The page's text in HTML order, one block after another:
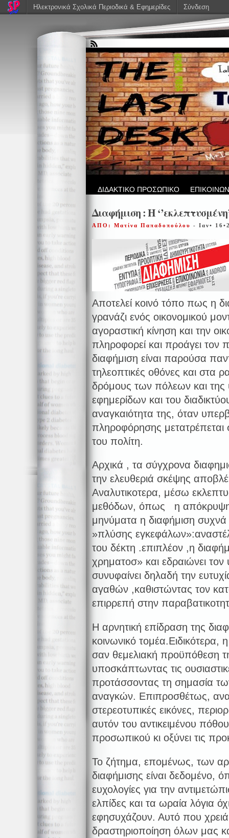
ΔΙΔΑΚΤΙΚΟ ΠΡΟΣΩΠΙΚΟ
Διαφήμιση : Η
ΑΠΟ: Ματίνα Παπαδοπούλου - Ιαν•
Αποτελεί κοινό τόπο πως η
γρανάζι ενός οικονομικού
αγοραστική κίνηση και την
πληροφορεί και προάγει τον
διαφήμιση είναι παρούσα
τηλεοπτικές οθόνες και στα
δρόμους των πόλεων και της
εφημερίδων και του
αναγκαιότητα της, όταν
πληροφόρησης
του πολίτη.
Αρχικά , τα σύγχρονα
την ελευθεριά σκέψης
Αναλυτικοτερα, μέσω
μεθόδων, όπως η
μηνύματα η διαφήμιση συχνά
»πλύσης
του δέκτη .επιπλέον ,η
χρηματοσ» και εδραιώνει τον
συνυφαίνει δηλαδή την
αγαθών ,καθιστώντας τον
επιρρεπή στην
Η αρνητική επίδραση της
κοινωνικό τομέα.Ειδικότερα,
σαν θεμελιακή προϋπόθεση
υποσκάπτωντας τις
προτάσσοντας τη σημασία
αναγκών. Επιπροσθέτως,
στερεοτυπικές εικόνες,
αυτόν του αντικειμένου
προσωπικού κι οξύνει τις
Το ζήτημα, επομένως, των
διαφήμισης είναι δεδομένο,
ευχολογίες για την
ελπίδες και τα ωραία λόγια
εφησυχάζουν. Αυτό που
δραστηριοποίηση όλων μας
Ηλεκτρονικά Σχολικά Περιοδικά & Εφημερίδες Σύνδεση